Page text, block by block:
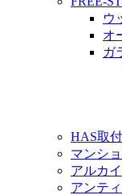
ウ
オ
ガ
HAS取
マンシ
アルカ
アンテ